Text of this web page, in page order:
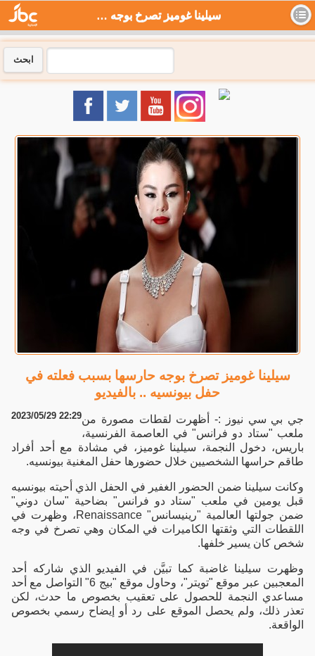
سيلينا غوميز تصرخ بوجه حارسها بسبب فعلته في حفل بيونسيه .. بالفيديو - جي بي سي نيوز
ابحث
سيلينا غوميز تصرخ بوجه حارسها بسبب فعلته في
حفل بيونسيه .. بالفيديو
2023/05/29 22:29جي بي سي نيوز :- أظهرت لقطات مصورة من
ملعب "ستاد دو فرانس" في العاصمة الفرنسية،
باريس، دخول النجمة، سيلينا غوميز، في مشادة مع أحد أفراد
طاقم حراسها الشخصيين خلال حضورها حفل المغنية بيونسيه.
وكانت سيلينا ضمن الحضور الغفير في الحفل الذي أحيته بيونسيه
قبل يومين في ملعب "ستاد دو فرانس" بضاحية "سان دوني"
ضمن جولتها العالمية "رينيسانس" Renaissance، وظهرت في
اللقطات التي وثقتها الكاميرات في المكان وهي تصرخ في وجه
شخص كان يسير خلفها.
وظهرت سيلينا غاضبة كما تبيَّن في الفيديو الذي شاركه أحد
المعجبين عبر موقع "تويتر"، وحاول موقع "بيج 6" التواصل مع أحد
مساعدي النجمة للحصول على تعقيب بخصوص ما حدث، لكن
تعذر ذلك، ولم يحصل الموقع على رد أو إيضاح رسمي بخصوص
الواقعة.